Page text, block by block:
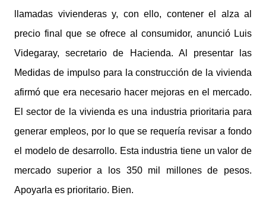
llamadas vivienderas y, con ello, contener el alza al
precio final que se ofrece al consumidor, anunció Luis
Videgaray, secretario de Hacienda. Al presentar las
Medidas de impulso para la construcción de la vivienda
afirmó que era necesario hacer mejoras en el mercado.
El sector de la vivienda es una industria prioritaria para
generar empleos, por lo que se requería revisar a fondo
el modelo de desarrollo. Esta industria tiene un valor de
mercado superior a los 350 mil millones de pesos.
Apoyarla es prioritario. Bien.